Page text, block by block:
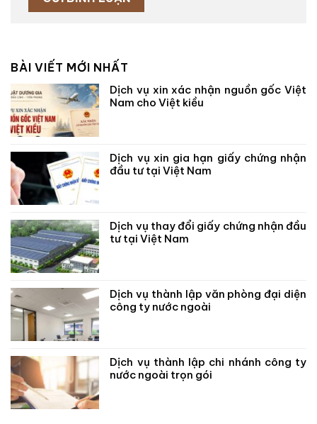
BÀI VIẾT MỚI NHẤT
Dịch vụ xin xác nhận nguồn gốc Việt
Nam cho Việt kiều
Dịch vụ xin gia hạn giấy chứng nhận
đầu tư tại Việt Nam
Dịch vụ thay đổi giấy chứng nhận đầu
tư tại Việt Nam
Dịch vụ thành lập văn phòng đại diện
công ty nước ngoài
Dịch vụ thành lập chi nhánh công ty
nước ngoài trọn gói